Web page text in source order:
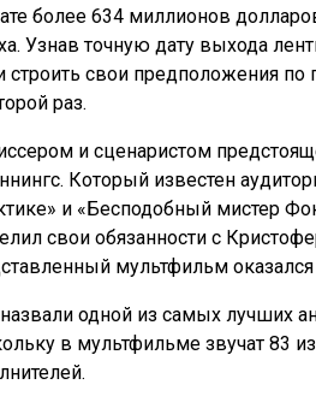
более 634 миллионов
Узнав точную дату выхода
строить свои предположения по
раз.
и сценаристом
Который известен
и «Бесподобный мистер
свои обязанности с
мультфильм
одной из самых лучших
в мультфильме звучат 83